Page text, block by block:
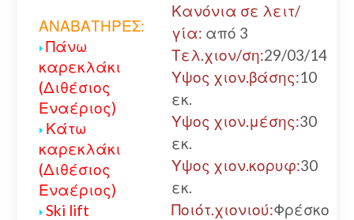
ΑΝΑΒΑΤΗΡΕΣ:
Πάνω
καρεκλάκι
(Διθέσιος
Εναέριος)
Κάτω
καρεκλάκι
(Διθέσιος
Εναέριος)
Ski lift
Κανόνια σε λειτ/
γία: από 3
Τελ.χιον/ση:29/03/14
Υψος χιον.βάσης:10
εκ.
Υψος χιον.μέσης:30
εκ.
Υψος χιον.κορυφ:30
εκ.
Ποιότ.χιονιού:Φρέσκο